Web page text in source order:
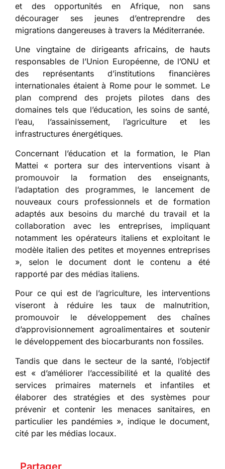
et des opportunités en Afrique, non sans
décourager ses jeunes d’entreprendre des
migrations dangereuses à travers la Méditerranée.
Une vingtaine de dirigeants africains, de hauts
responsables de l’Union Européenne, de l’ONU et
des représentants d’institutions financières
internationales étaient à Rome pour le sommet. Le
plan comprend des projets pilotes dans des
domaines tels que l’éducation, les soins de santé,
l’eau, l’assainissement, l’agriculture et les
infrastructures énergétiques.
Concernant l’éducation et la formation, le Plan
Mattei « portera sur des interventions visant à
promouvoir la formation des enseignants,
l’adaptation des programmes, le lancement de
nouveaux cours professionnels et de formation
adaptés aux besoins du marché du travail et la
collaboration avec les entreprises, impliquant
notamment les opérateurs italiens et exploitant le
modèle italien des petites et moyennes entreprises
», selon le document dont le contenu a été
rapporté par des médias italiens.
Pour ce qui est de l’agriculture, les interventions
viseront à réduire les taux de malnutrition,
promouvoir le développement des chaînes
d’approvisionnement agroalimentaires et soutenir
le développement des biocarburants non fossiles.
Tandis que dans le secteur de la santé, l’objectif
est « d’améliorer l’accessibilité et la qualité des
services primaires maternels et infantiles et
élaborer des stratégies et des systèmes pour
prévenir et contenir les menaces sanitaires, en
particulier les pandémies », indique le document,
cité par les médias locaux.
Partager